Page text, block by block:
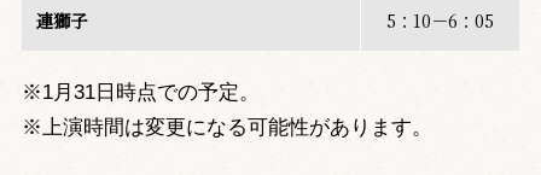
連獅子 5：10－6：05
※1月31日時点での予定。
※上演時間は変更になる可能性があります。